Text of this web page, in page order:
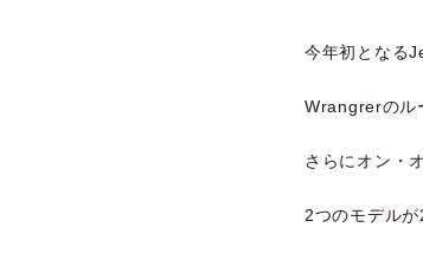
今年初となる
Wrangrerのル
さらにオン・
2つのモデル